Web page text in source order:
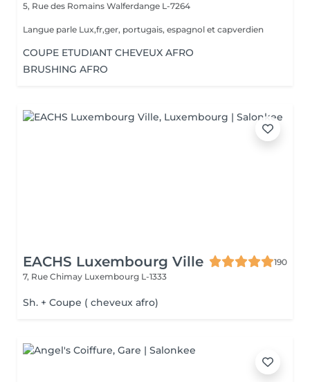
5, Rue des Romains Walferdange L-7264
Langue parle Lux,fr,ger, portugais, espagnol et capverdien
COUPE ETUDIANT CHEVEUX AFRO
BRUSHING AFRO
EACHS Luxembourg Ville
190
7, Rue Chimay Luxembourg L-1333
Sh. + Coupe ( cheveux afro)